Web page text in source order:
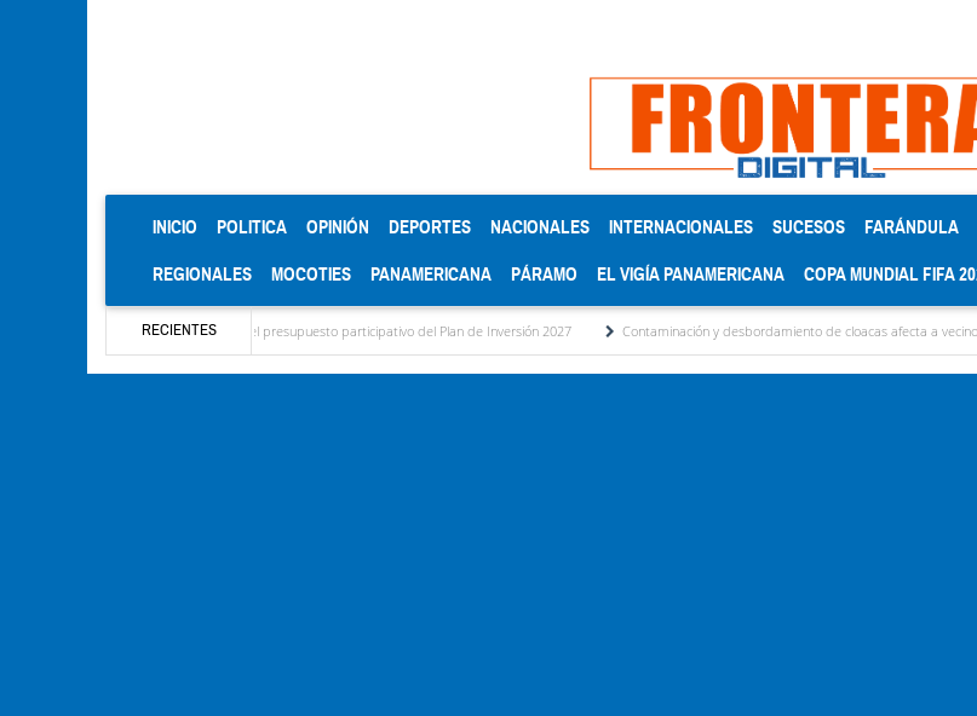
INICIO (CURRENT)
POLITICA OPINIÓN DEPORTES NACIONALES INTERNACIONALES SUCESOS FARÁNDULA
REGIONALES MOCOTIES PANAMERICANA PÁRAMO EL VIGÍA PANAMERICANA COPA MUNDIAL FIFA
RECIENTES
para el diagnóstico del presupuesto participativo del Plan de Inversión 2027 Contaminación y desbordamiento de cloacas afecta a vecinos de Villa